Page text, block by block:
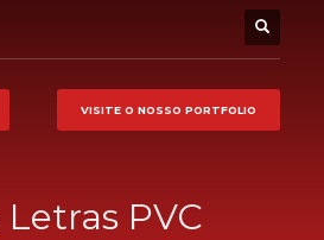
VISITE O NOSSO PORTFOLIO
PVC